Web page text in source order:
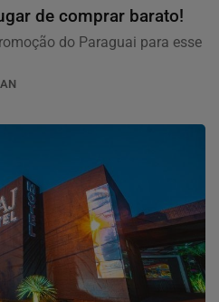
de comprar barato!
do Paraguai para esse